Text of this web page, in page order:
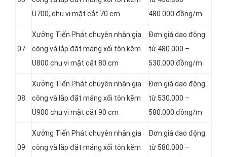
U700, chu vi mặt cắt 70 cm
480.000 đồng/m
07
Xưởng Tiến Phát chuyên nhận gia
công và lắp đặt máng xối tôn kẽm
U800 chu vi mặt cắt 80 cm
Đơn giá dao động
từ 480.000 –
530.000 đồng/m
08
Xưởng Tiến Phát chuyên nhận gia
công và lắp đặt máng xối tôn kẽm
U900 chu vi mặt cắt 90 cm
Đơn giá dao động
từ 530.000 –
580.000 đồng/m
09
Xưởng Tiến Phát chuyên nhận gia
công và lắp đặt máng xối tôn kẽm
Đơn giá dao động
từ 580.000 –